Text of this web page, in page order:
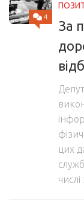
4
За
цих